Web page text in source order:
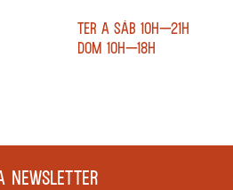
TER A SÁB 10H—21H
DOM 10H—18H
NEWSLETTER